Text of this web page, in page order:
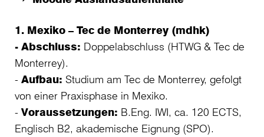
1. Mexiko – Tec de Monterrey (mdhk)
- Abschluss: Doppelabschluss (HTWG & Tec de
Monterrey).
- Aufbau: Studium am Tec de Monterrey, gefolgt
von einer Praxisphase in Mexiko.
- Voraussetzungen: B.Eng. IWI, ca. 120 ECTS,
Englisch B2, akademische Eignung (SPO).